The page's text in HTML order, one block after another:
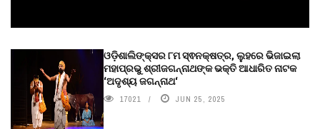
ଓଡ଼ିଶାଲିଙ୍କ୍ସର ୮ମ ସ୍ଵନକ୍ଷତ୍ର, ଲୁହରେ ଭିଜାଇଲା
ମହାପ୍ରଭୁ ଶ୍ରୀଜଗନ୍ନାଥଙ୍କ ଭକ୍ତି ଆଧାରିତ ନାଟକ
‘ଅଦୃଶ୍ୟ ଜଗନ୍ନାଥ‘
17021 JUN 25, 2025